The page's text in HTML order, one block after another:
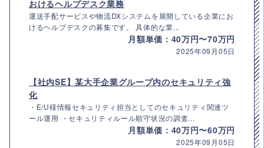
おけるヘルプデスク業務
運送手配サービスや物流DXシステムを展開している企業にお
けるヘルプデスクの募集です。 具体的な業...
月額単価：40万円〜70万円
2025年09月05日
【社内SE】某大手企業グループ内のセキュリティ強
化
・E/U様情報セキュリティ担当としてのセキュリティ関連ツ
ール運用 ・セキュリティルール順守状況の調査...
月額単価：40万円〜60万円
2025年09月05日